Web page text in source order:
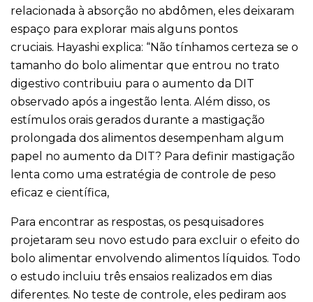
relacionada à absorção no abdômen, eles deixaram
espaço para explorar mais alguns pontos
cruciais. Hayashi explica: “Não tínhamos certeza se o
tamanho do bolo alimentar que entrou no trato
digestivo contribuiu para o aumento da DIT
observado após a ingestão lenta. Além disso, os
estímulos orais gerados durante a mastigação
prolongada dos alimentos desempenham algum
papel no aumento da DIT? Para definir mastigação
lenta como uma estratégia de controle de peso
eficaz e científica,
Para encontrar as respostas, os pesquisadores
projetaram seu novo estudo para excluir o efeito do
bolo alimentar envolvendo alimentos líquidos. Todo
o estudo incluiu três ensaios realizados em dias
diferentes. No teste de controle, eles pediram aos